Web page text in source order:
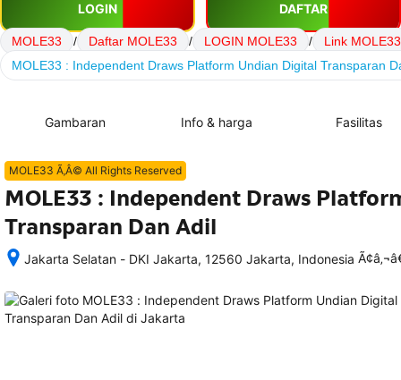
LOGIN DAFTAR
MOLE33 / Daftar MOLE33 / LOGIN MOLE33 /
Link MOLE33
MOLE33 : Independent Draws Platform Undian Digital Transparan
Gambaran Info & harga Fasilitas
MOLE33 Ã‚Â© All Rights Reserved
MOLE33 : Independent Draws
Transparan Dan Adil
Jakarta Selatan - DKI Jakarta, 12560 Jakarta, Indonesia
memesan,
rincian